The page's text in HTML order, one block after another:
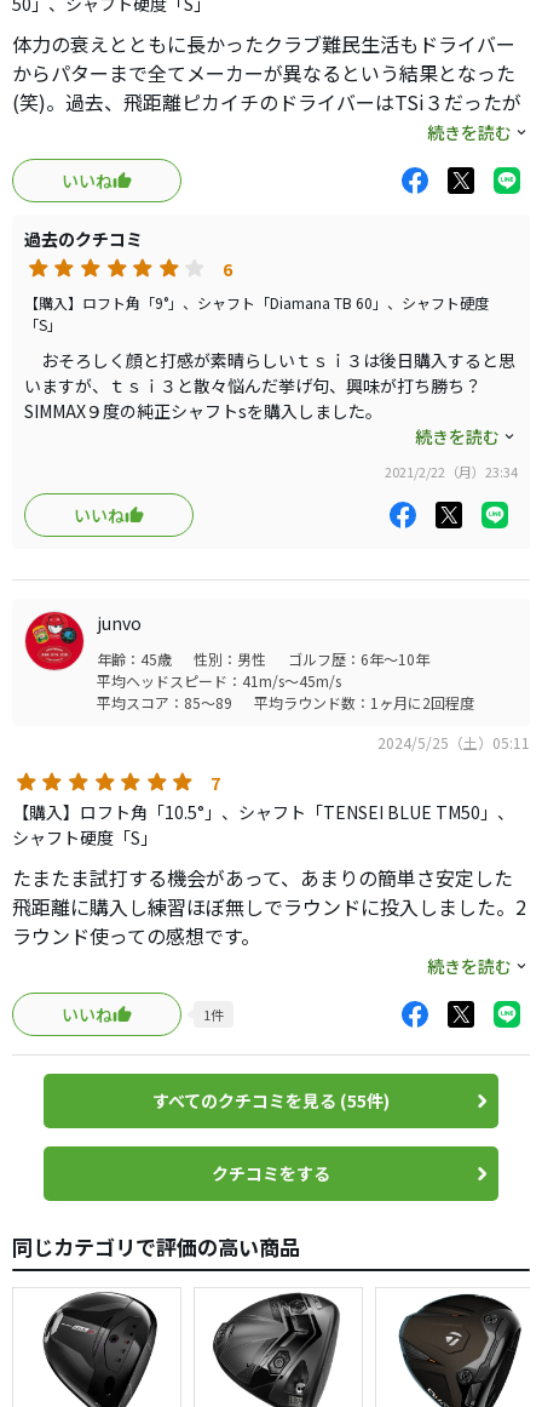
体力の衰えとともに長かったクラブ難民生活もドライバー
からパターまで全てメーカーが異なるという結果となった
(笑)。過去、飛距離ピカイチのドライバーはTSi３だったが
今年に入り気まぐれで買った中古のSIM２MAXが同等もしく
は肉薄する飛距離を出したのだ。これはおそらくリシャフ
トによるところが大きく、自画自賛だが、ことのほか振り
た。打音はまさにテーラーという感じだが弾道は高弾道で
強く伸びるし打感が素晴らしくいいのだ。何本も打っては
換え、打っては換えが続いたが、やっと来たかって感じ
だ。
続きを読む
いいね
過去のクチコミ
6
【購入】ロフト角「9°」、シャフト「Diamana TB 60」、シャフト硬度
「S」
おそろしく顔と打感が素晴らしいｔｓｉ３は後日購入すると思
いますが、ｔｓｉ３と散々悩んだ挙げ句、興味が打ち勝ち？
SIMMAX９度の純正シャフトsを購入しました。
さて、エースのG４１０plus ZF６０s９度からの買い替えな
のですが、買替え理由は、高弾道の強い弾道で、すこぶるいいん
ですが落下地点に行ってみると思ったより飛んでないことが多々
ありフラストレーションが溜まりまくっていました。SIMMAXは
カタログと口コミだけで購入したんですが、実際ホームコースに
０とは全く異なるロースピン＋高初速弾道でした。特に違いが大
きく出たのは春一番の強いアゲインストをもろともせず？２年使
い込んだエースより２０Y近く飛んでいたと思います。これは大
きなアドバンテージだと思います。また、風の影響が少ないホー
ルでもSIMMAXの打ち損じがG４１０で芯食ったときの飛距離く
らい出ていましたが純正シャフトの前半ハーフは、それでもかな
り安全運転で抑えてショットしていました。後半に借り物のSIM
に挿しあったディアマナTB６０sをSIMMAXに挿しラウンドした
ところ、普通に振れるしタイミングは合うし芯を食うしで、さら
に飛距離が伸びてましたので、帰りに行きつけのショップでディ
アマナTBを注文して帰りました（笑）。スイングテンポや好み
の問題もありますが、テンセイブルーの適性スピードは、上は４
２、４３くらいまでかなと感じたしだいです。購入されるなら一
度試打されて購入されることをおすすめします。しかし、クラブ
続きを読む
2021/2/22（月）23:34
いいね
junvo
年齢：45歳 性別：男性
ゴルフ歴：6年～10年
平均ヘッドスピード：41m/s～45m/s
平均スコア：85～89
平均ラウンド数：1ヶ月に2回程度
2024/5/25（土）05:11
7
【購入】ロフト角「10.5°」、シャフト「TENSEI BLUE TM50」、
シャフト硬度「S」
たまたま試打する機会があって、あまりの簡単さ安定した
飛距離に購入し練習ほぼ無しでラウンドに投入しました。2
ラウンド使っての感想です。
結果は練習場と同じ、曲がらない、芯を少し外していても
飛距離の落ち込みが少ないです。今までの右ペラしてしま
った！が耐えて右ラフに残っている感じです。控え目に言っ
て最高の一言です。
今までは2年ほどG410 LSTをエースで使っていたのです
が、G410も良かったですがティーショットに対するストレ
スが確実に軽減されています。
テーラーは少し捕まえきれないイメージで敬遠気味でした
が、程よく捕まるし丁度良いです。MAX-Dは構えた時にフ
ェースが被ってみえたので構えにくかったです。
純正シャフトは柔らかいですが、打ち方さえ考えれば純正
で十分です。
続きを読む
いいね
1件
すべてのクチコミを見る (55件)
クチコミをする
同じカテゴリで評価の高い商品